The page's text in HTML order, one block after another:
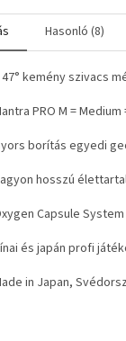
Hasonló (8)
47° kemény szivacs
PRO M =
borítás egyedi
hosszú
Capsule
és japán profi
in Japan,